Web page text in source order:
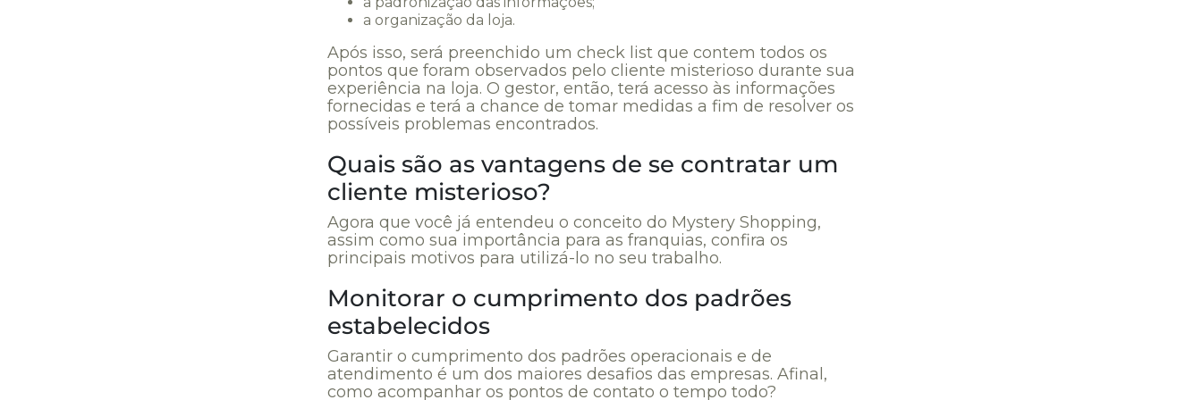
a organização da loja.
Após isso, será preenchido um check list que contem todos os
pontos que foram observados pelo cliente misterioso durante sua
experiência na loja. O gestor, então, terá acesso às informações
fornecidas e terá a chance de tomar medidas a fim de resolver os
possíveis problemas encontrados.
Quais são as vantagens de se contratar um
cliente misterioso?
Agora que você já entendeu o conceito do Mystery Shopping,
assim como sua importância para as franquias, confira os
principais motivos para utilizá-lo no seu trabalho.
Monitorar o cumprimento dos padrões
estabelecidos
Garantir o cumprimento dos padrões operacionais e de
atendimento é um dos maiores desafios das empresas. Afinal,
como acompanhar os pontos de contato o tempo todo?